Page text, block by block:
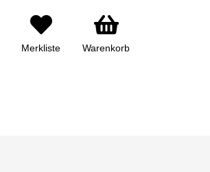
Merkliste Warenkorb